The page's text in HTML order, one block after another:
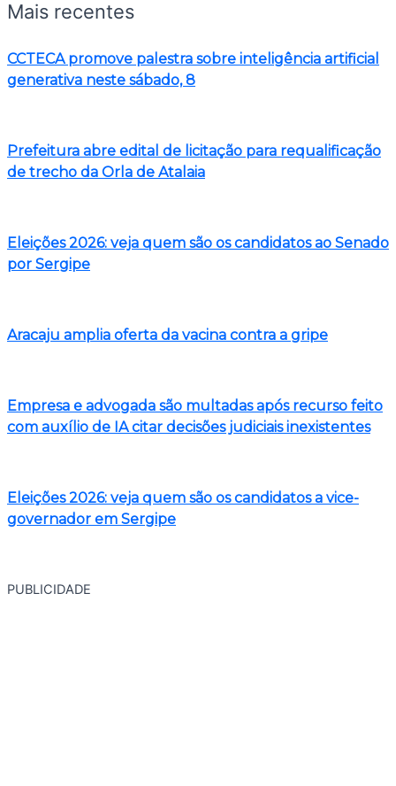
Mais recentes
CCTECA promove palestra sobre inteligência artificial
generativa neste sábado, 8
Prefeitura abre edital de licitação para requalificação
de trecho da Orla de Atalaia
Eleições 2026: veja quem são os candidatos ao Senado
por Sergipe
Aracaju amplia oferta da vacina contra a gripe
Empresa e advogada são multadas após recurso feito
com auxílio de IA citar decisões judiciais inexistentes
Eleições 2026: veja quem são os candidatos a vice-
governador em Sergipe
PUBLICIDADE